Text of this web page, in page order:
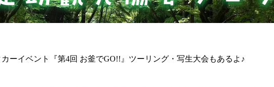
ーイベント『第4回 お釜でGO!!』ツーリング・写生大会もあるよ♪